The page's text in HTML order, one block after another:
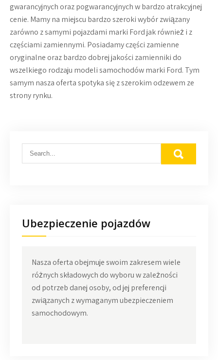
gwarancyjnych oraz pogwarancyjnych w bardzo atrakcyjnej
cenie. Mamy na miejscu bardzo szeroki wybór związany
zarówno z samymi pojazdami marki Ford jak również i z
częściami zamiennymi. Posiadamy części zamienne
oryginalne oraz bardzo dobrej jakości zamienniki do
wszelkiego rodzaju modeli samochodów marki Ford. Tym
samym nasza oferta spotyka się z szerokim odzewem ze
strony rynku.
Ubezpieczenie pojazdów
Nasza oferta obejmuje swoim zakresem wiele
różnych składowych do wyboru w zależności
od potrzeb danej osoby, od jej preferencji
związanych z wymaganym ubezpieczeniem
samochodowym.